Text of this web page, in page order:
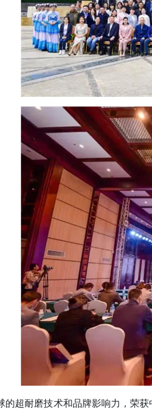
耐磨技术和品牌影响力，荣获